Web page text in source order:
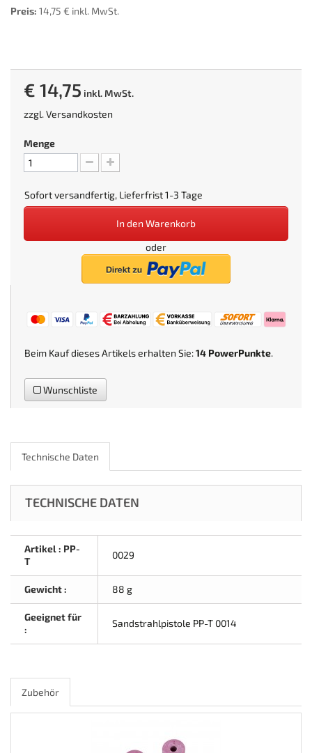
Preis: 14,75 € inkl. MwSt.
€ 14,75 inkl. MwSt.
zzgl.Versandkosten
Menge
Sofort versandfertig, Lieferfrist 1-3 Tage
In den Warenkorb
oder
Beim Kauf dieses Artikels erhalten Sie:14 PowerPunkte.
Wunschliste
Technische Daten
TECHNISCHE DATEN
Artikel : PP-
T
0029
Gewicht : 88 g
Geeignet für
:
Sandstrahlpistole PP-T 0014
Zubehör